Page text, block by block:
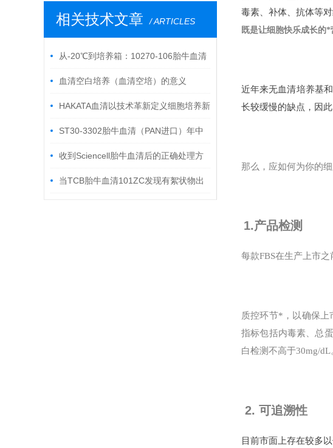
相关技术文章 / ARTICLES
从-20℃到培养箱：10270-106胎牛血清
的“全流程活性守护”指南
血清空白培养（血清空培）的意义
HAKATA血清以技术革新定义细胞培养新
标准ST30-3302胎牛血清（PAN进口）年中
大促收到Sciencell胎牛血清后的正确处理方
法 当TCB胎牛血清101ZC发现有絮状物出
毒素、补体、抗体等
既是让细胞快乐成长的*
近年来无血清培养基
长较缓慢的缺点，因此
那么，应如何为你的
1.产品检测
每款FBS在生产上市之
质控环节*，以确保上
指标包括内毒素、总
白检测不高于30mg/dL
2. 可追溯性
目前市面上存在较多